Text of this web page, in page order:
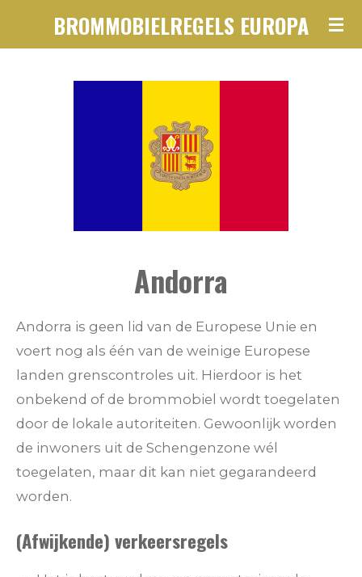
BROMMOBIELREGELS EUROPA
Andorra
Andorra is geen lid van de Europese Unie en
voert nog als één van de weinige Europese
landen grenscontroles uit. Hierdoor is het
onbekend of de brommobiel wordt toegelaten
door de lokale autoriteiten. Gewoonlijk worden
de inwoners uit de Schengenzone wél
toegelaten, maar dit kan niet gegarandeerd
worden.
(Afwijkende) verkeersregels